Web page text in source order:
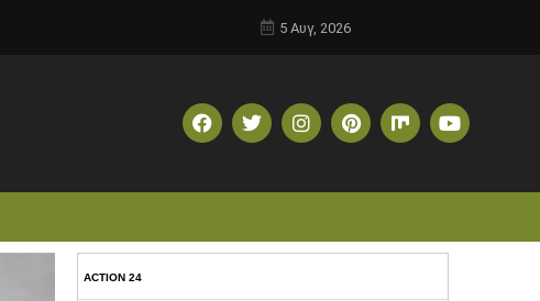
5 Αυγ, 2026
ACTION 24